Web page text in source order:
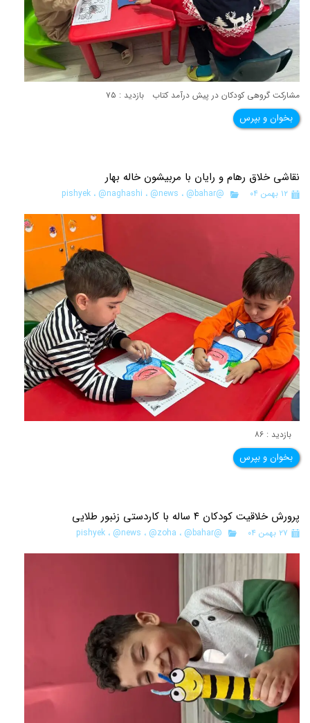
مشارکت گروهی کودکان در پیش درآمد کتاب بازدید : ۷۵
بخوان و بپرس
نقاشی خلاق رهام و رایان با مربیشون خاله بهار
۱۲ بهمن ۰۴ @pishyek ، @naghashi ، @news ، @bahar
بازدید : ۸۶
بخوان و بپرس
پرورش خلاقیت کودکان ۴ ساله با کاردستی زنبور طلایی
۲۷ بهمن ۰۴ @pishyek ، @news ، @zoha ، @bahar